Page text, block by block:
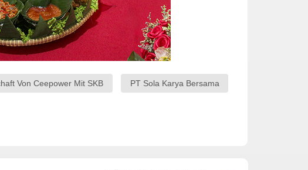
Von Ceepower Mit SKB PT Sola Karya Bersama